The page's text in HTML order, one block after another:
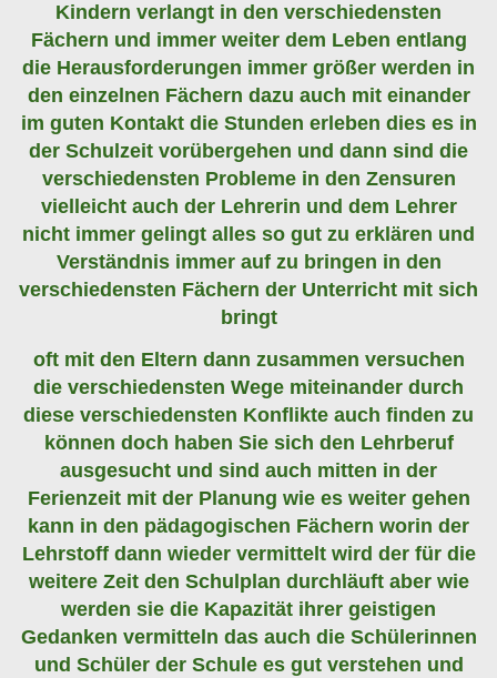
Kindern verlangt in den verschiedensten
Fächern und immer weiter dem Leben entlang
die Herausforderungen immer größer werden in
den einzelnen Fächern dazu auch mit einander
im guten Kontakt die Stunden erleben dies es in
der Schulzeit vorübergehen und dann sind die
verschiedensten Probleme in den Zensuren
vielleicht auch der Lehrerin und dem Lehrer
nicht immer gelingt alles so gut zu erklären und
Verständnis immer auf zu bringen in den
verschiedensten Fächern der Unterricht mit sich
bringt
oft mit den Eltern dann zusammen versuchen
die verschiedensten Wege miteinander durch
diese verschiedensten Konflikte auch finden zu
können doch haben Sie sich den Lehrberuf
ausgesucht und sind auch mitten in der
Ferienzeit mit der Planung wie es weiter gehen
kann in den pädagogischen Fächern worin der
Lehrstoff dann wieder vermittelt wird der für die
weitere Zeit den Schulplan durchläuft aber wie
werden sie die Kapazität ihrer geistigen
Gedanken vermitteln das auch die Schülerinnen
und Schüler der Schule es gut verstehen und